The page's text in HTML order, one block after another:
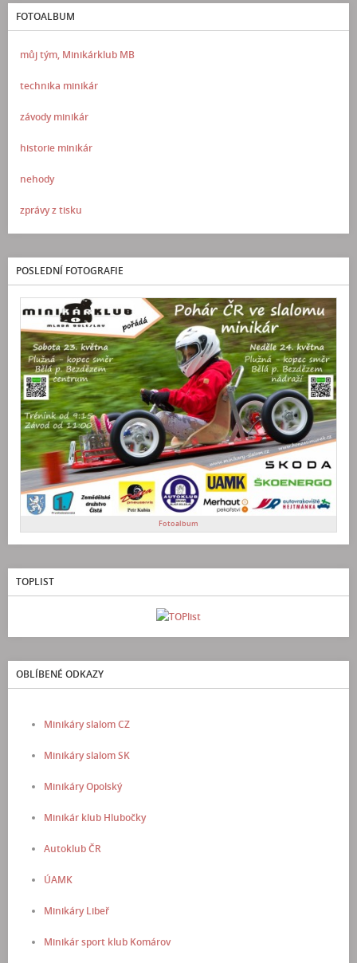
FOTOALBUM
můj tým, Minikárklub MB
technika minikár
závody minikár
historie minikár
nehody
zprávy z tisku
POSLEDNÍ FOTOGRAFIE
Fotoalbum
TOPLIST
OBLÍBENÉ ODKAZY
Minikáry slalom CZ
Minikáry slalom SK
Minikáry Opolský
Minikár klub Hlubočky
Autoklub ČR
ÚAMK
Minikáry Libeř
Minikár sport klub Komárov